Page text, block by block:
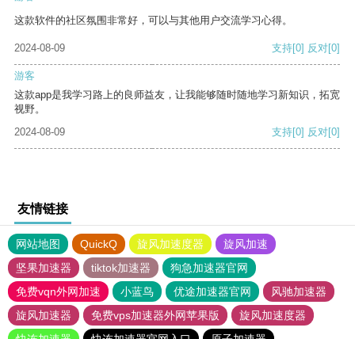
这款软件的社区氛围非常好，可以与其他用户交流学习心得。
2024-08-09 支持[0] 反对[0]
游客
这款app是我学习路上的良师益友，让我能够随时随地学习新知识，拓宽
视野。
2024-08-09
支持[0] 反对[0]
友情链接
网站地图 QuickQ 旋风加速度器
旋风加速
坚果加速器
tiktok加速器
狗急加速器官网
免费vqn外网加速
小蓝鸟 优途加速器官网
风驰加速器
旋风加速器
免费vps加速器外网苹果版
旋风加速度器